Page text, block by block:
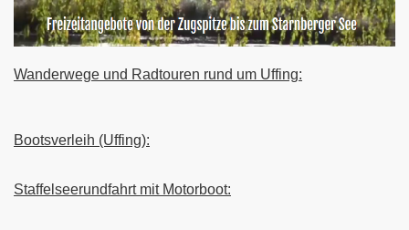
Wanderwege und Radtouren rund um Uffing:
Bootsverleih (Uffing):
Staffelseerundfahrt mit Motorboot: